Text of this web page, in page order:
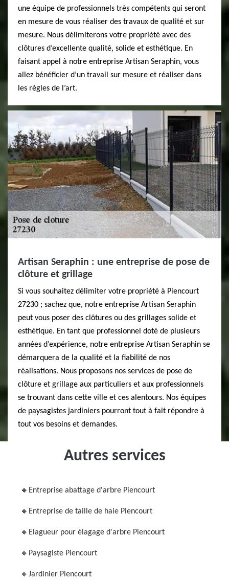
une équipe de professionnels très compétents qui seront
en mesure de vous réaliser des travaux de qualité et sur
mesure. Nous délimiterons votre propriété avec des
clôtures d’excellente qualité, solide et esthétique. En
faisant appel à notre entreprise Artisan Seraphin, vous
allez bénéficier d’un travail sur mesure et réaliser dans
les règles de l’art.
Artisan Seraphin : une entreprise de pose de
clôture et grillage
Si vous souhaitez délimiter votre propriété à Piencourt
27230 ; sachez que, notre entreprise Artisan Seraphin
peut vous poser des clôtures ou des grillages solide et
esthétique. En tant que professionnel doté de plusieurs
années d’expérience, notre entreprise Artisan Seraphin se
démarquera de la qualité et la fiabilité de nos
réalisations. Nous proposons nos services de pose de
clôture et grillage aux particuliers et aux professionnels
se trouvant dans cette ville et ces alentours. Nos équipes
de paysagistes jardiniers pourront tout à fait répondre à
tout vos besoins et demandes.
Autres services
Entreprise abattage d'arbre Piencourt
Entreprise de taille de haie Piencourt
Elagueur pour élagage d'arbre Piencourt
Paysagiste Piencourt
Jardinier Piencourt